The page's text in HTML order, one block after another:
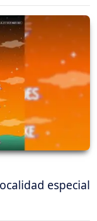
especial